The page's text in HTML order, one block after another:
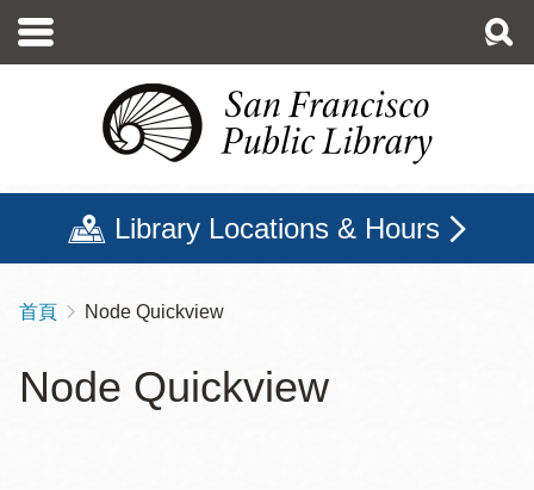
至
Library Locations & Hours
導
連
首頁 Node Quickview
Node Quickview